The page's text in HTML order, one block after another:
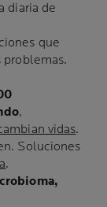
diaria de
que
problemas.
,
vidas.
Soluciones
.